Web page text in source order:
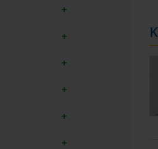
+
+
+
+
+
+